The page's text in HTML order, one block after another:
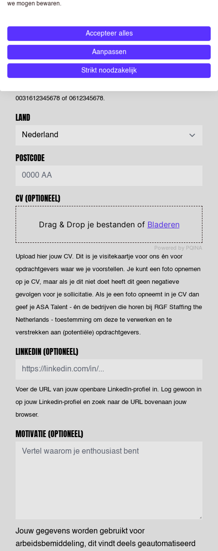
BEVESTIG E-MAILADRES
MOBIEL TELEFOONNUMMER
0031612345678 of 0612345678.
LAND
POSTCODE
CV(OPTIONEEL)
Powered by PQINA
Drag & Drop je bestanden of Bladeren
Upload hier jouw CV. Dit is je visitekaartje voor ons én voor
opdrachtgevers waar we je voorstellen. Je kunt een foto opnemen
op je CV, maar als je dit niet doet heeft dit geen negatieve
gevolgen voor je sollicitatie. Als je een foto opneemt in je CV dan
geef je ASA Talent - én de bedrijven die horen bij RGF Staffing the
Netherlands - toestemming om deze te verwerken en te
verstrekken aan (potentiële) opdrachtgevers.
LINKEDIN(OPTIONEEL)
Voer de URL van jouw openbare LinkedIn-profiel in. Log gewoon in
op jouw Linkedin-profiel en zoek naar de URL bovenaan jouw
browser.
MOTIVATIE(OPTIONEEL)
Jouw gegevens worden gebruikt voor
arbeidsbemiddeling, dit vindt deels geautomatiseerd
we mogen bewaren.
Accepteer alles
Aanpassen
Strikt noodzakelijk